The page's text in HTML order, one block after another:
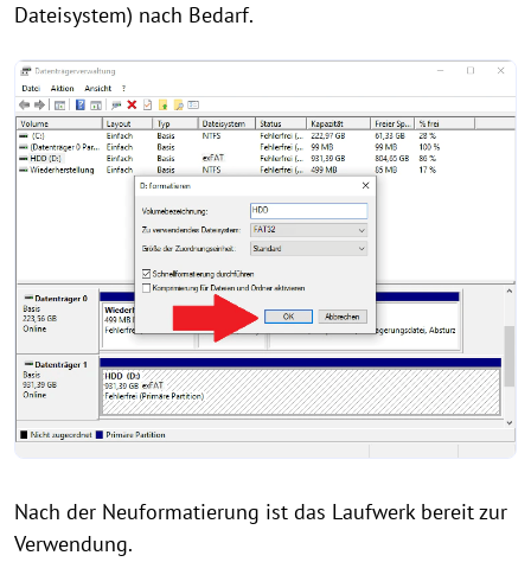
Dateisystem) nach Bedarf.
Nach der Neuformatierung ist das Laufwerk bereit zur
Verwendung.